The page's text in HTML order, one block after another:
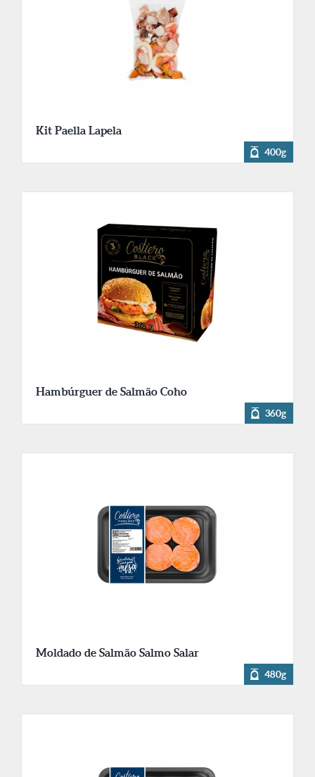
Kit Paella Lapela
400g
Hambúrguer de Salmão Coho
360g
Moldado de Salmão Salmo Salar
480g